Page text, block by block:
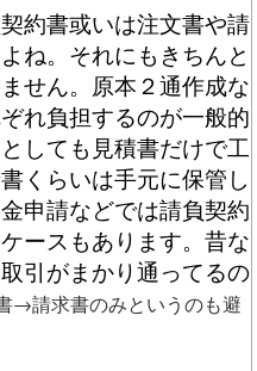
約書或いは注文書や請
ね。それにもきちんと
せん。原本２通作成な
れ負担するのが一般的
しても見積書だけで工
くらいは手元に保管し
申請などでは請負契約
ースもあります。昔な
引がまかり通ってるの
→請求書のみというのも避